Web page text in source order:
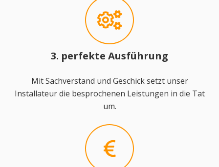
3. perfekte Ausführung
Mit Sachverstand und Geschick setzt unser
Installateur die besprochenen Leistungen in die Tat
um.